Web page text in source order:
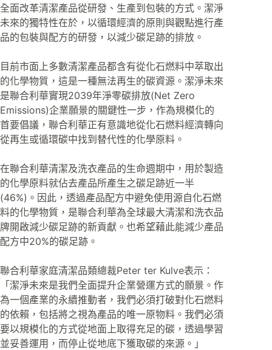
全面改革清潔產品從研發、生產到包裝的方式。潔淨
未來的獨特性在於，以循環經濟的原則與觀點進行產
品的包裝與配方的研發，以減少碳足跡的排放。
目前市面上多數清潔產品都含有從化石燃料中萃取出
的化學物質，這是一種無法再生的碳資源。潔淨未來
是聯合利華實現2039年淨零碳排放(Net Zero
Emissions)企業願景的關鍵性一步，作為規模化的
首要倡議，聯合利華正有意識地從化石燃料經濟轉向
從再生或循環碳中找到替代性的化學原料。
在聯合利華清潔及洗衣產品的生命週期中，用於製造
的化學原料就佔去產品所產生之碳足跡近一半
(46%)。因此，透過產品配方中避免使用源自化石燃
料的化學物質，是聯合利華為全球最大清潔和洗衣品
牌開啟減少碳足跡的新貢獻。也希望藉此能減少產品
配方中20%的碳足跡。
聯合利華家庭清潔品類總裁Peter ter Kulve表示：
「潔淨未來是我們全面提升企業營運方式的願景。作
為一個產業的永續推動者，我們必須打破對化石燃料
的依賴，包括將之視為產品的唯一原物料。我們必須
要以規模化的方式從地面上取得充足的碳，透過學習
並妥善運用，而停止從地底下獲取碳的來源。」